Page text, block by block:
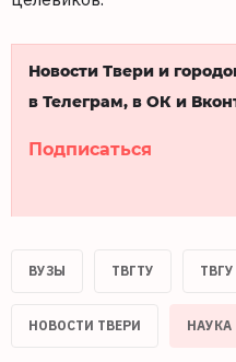
Новости Твери и
в Телеграм, в ОК и
Подписаться
ВУЗЫ ТВГТУ ТВГУ
НОВОСТИ ТВЕРИ НАУКА